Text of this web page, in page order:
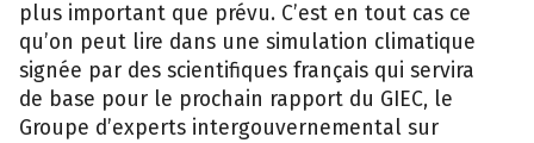
plus important que prévu. C’est en tout cas ce
qu’on peut lire dans une simulation climatique
signée par des scientifiques français qui servira
de base pour le prochain rapport du GIEC, le
Groupe d’experts intergouvernemental sur